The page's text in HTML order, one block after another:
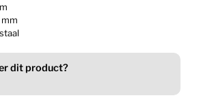
dit product?